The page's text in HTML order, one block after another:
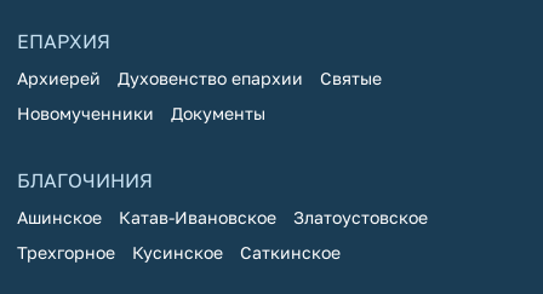
ЕПАРХИЯ
Архиерей Духовенство епархии
Святые
Новомученники
Документы
БЛАГОЧИНИЯ
Ашинское Катав-Ивановское
Златоустовское
Трехгорное
Кусинское Саткинское